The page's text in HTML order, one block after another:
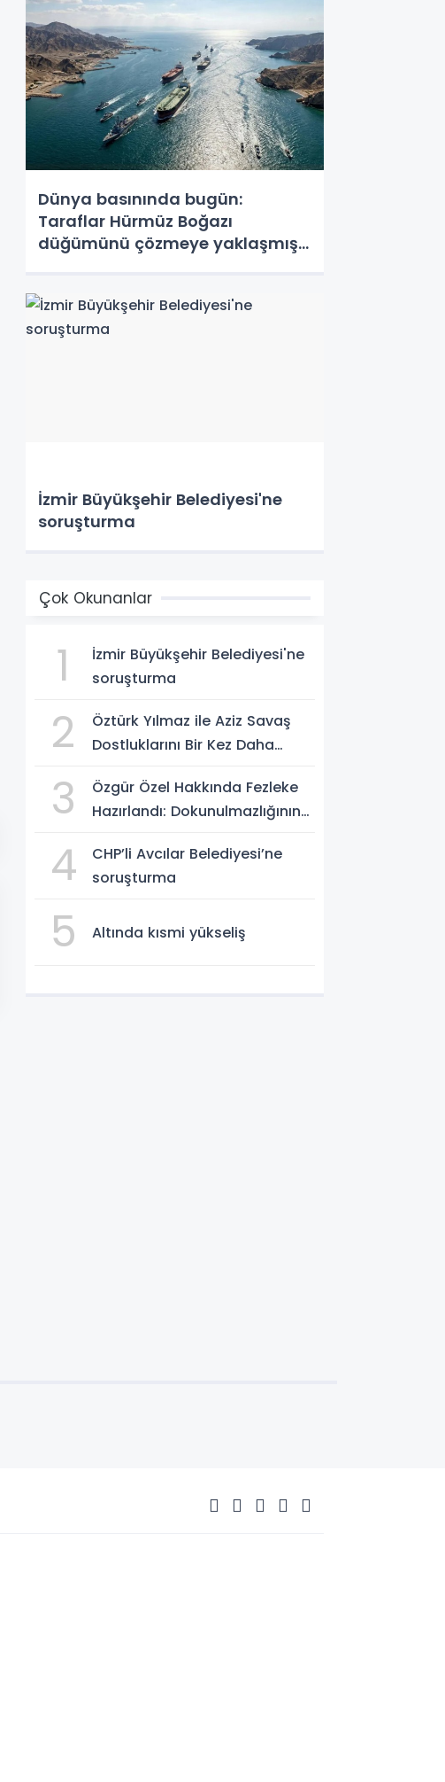
Dünya basınında bugün:
Taraflar Hürmüz Boğazı
düğümünü çözmeye yaklaşmış
İzmir Büyükşehir Belediyesi'ne
soruşturma
Çok Okunanlar
1
İzmir Büyükşehir Belediyesi'ne
soruşturma
2
Öztürk Yılmaz ile Aziz Savaş
Dostluklarını Bir Kez Daha
3
Özgür Özel Hakkında Fezleke
Hazırlandı: Dokunulmazlığının
4
CHP’li Avcılar Belediyesi’ne
soruşturma
5 Altında kısmi yükseliş